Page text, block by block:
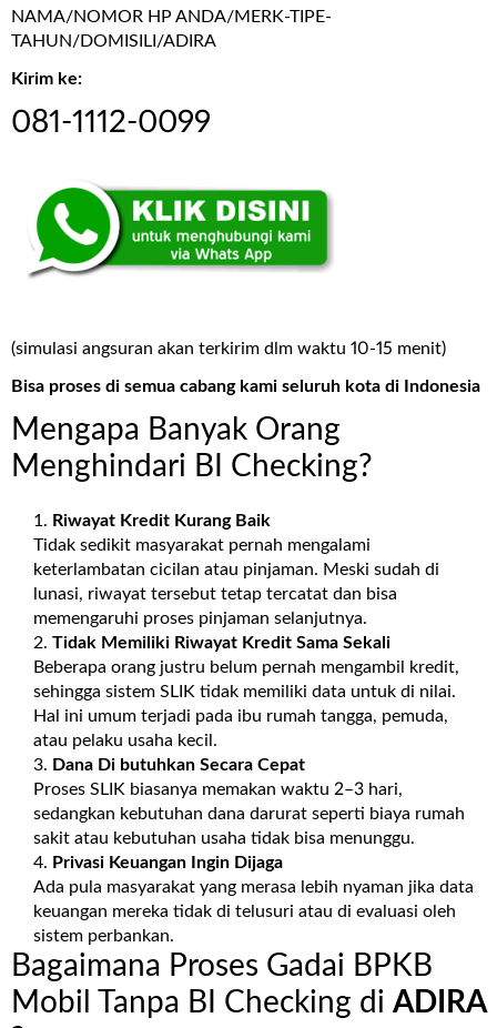
NAMA/NOMOR HP ANDA/MERK-TIPE-
TAHUN/DOMISILI/ADIRA
Kirim ke:
081-1112-0099
(simulasi angsuran akan terkirim dlm waktu 10-15 menit)
Bisa proses di semua cabang kami seluruh kota di Indonesia
Mengapa Banyak Orang
Menghindari BI Checking?
Riwayat Kredit Kurang Baik
Tidak sedikit masyarakat pernah mengalami
keterlambatan cicilan atau pinjaman. Meski sudah di
lunasi, riwayat tersebut tetap tercatat dan bisa
memengaruhi proses pinjaman selanjutnya.
Tidak Memiliki Riwayat Kredit Sama Sekali
Beberapa orang justru belum pernah mengambil kredit,
sehingga sistem SLIK tidak memiliki data untuk di nilai.
Hal ini umum terjadi pada ibu rumah tangga, pemuda,
atau pelaku usaha kecil.
Dana Di butuhkan Secara Cepat
Proses SLIK biasanya memakan waktu 2–3 hari,
sedangkan kebutuhan dana darurat seperti biaya rumah
sakit atau kebutuhan usaha tidak bisa menunggu.
Privasi Keuangan Ingin Dijaga
Ada pula masyarakat yang merasa lebih nyaman jika data
keuangan mereka tidak di telusuri atau di evaluasi oleh
sistem perbankan.
Bagaimana Proses Gadai BPKB
Mobil Tanpa BI Checking di ADIRA